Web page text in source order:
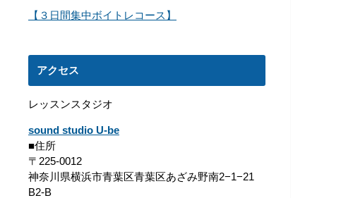
【３日間集中ボイトレコース】
アクセス
レッスンスタジオ
sound studio U-be
■住所
〒225-0012
神奈川県横浜市青葉区青葉区あざみ野南2−1−21
B2-B